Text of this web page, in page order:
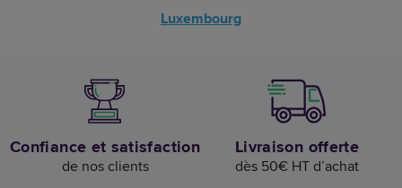
Luxembourg
Confiance et satisfaction
de nos clients
Livraison offerte
dès 50€ HT d’achat